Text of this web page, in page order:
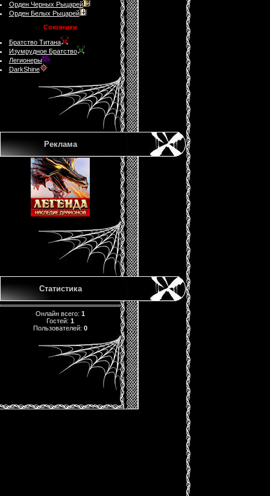
Орден Черных Рыцарей
Орден Белых Рыцарей
Союзники
Братство Титана
Изумрудное Братство
Легионеры
DarkShine
Реклама
Статистика
Онлайн всего: 1
Гостей: 1
Пользователей: 0